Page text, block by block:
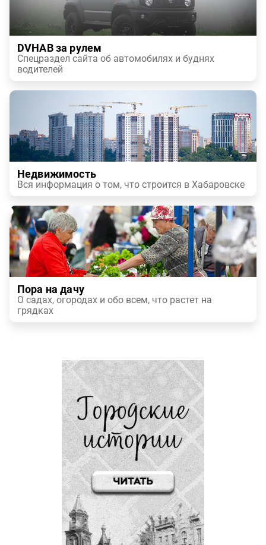
DVHAB за рулем
Спецраздел сайта об автомобилях и буднях
водителей
Недвижимость
Вся информация о том, что строится в Хабаровске
Пора на дачу
О садах, огородах и обо всем, что растет на
грядках